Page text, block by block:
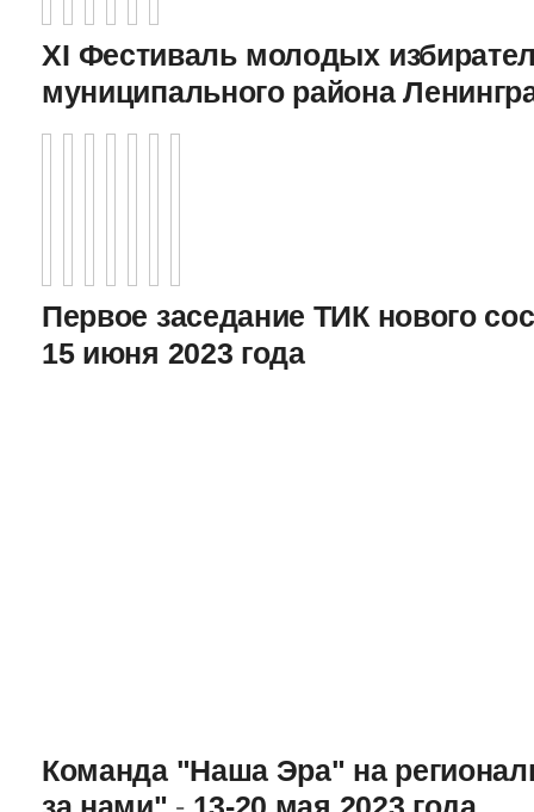
XI Фестиваль молодых
муниципального района
Первое заседание ТИК нового
15 июня 2023 года
Команда "Наша Эра" на